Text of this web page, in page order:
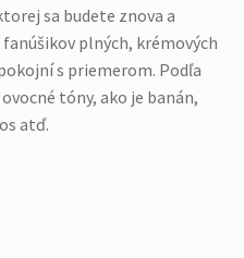
sa budete znova a
fanúšikov plných, krémových
s priemerom. Podľa
tóny, ako je banán,
atď.